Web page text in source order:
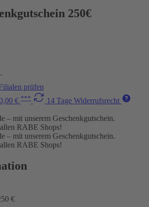
250€
prüfen
€ ***
14 Tage Widerrufsrecht
– mit unserem Geschenkgutschein.
RABE Shops!
– mit unserem Geschenkgutschein.
RABE Shops!
€